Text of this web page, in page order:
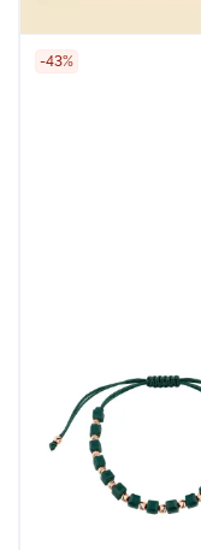
-43%